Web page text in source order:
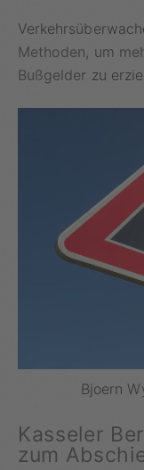
Methoden, um
Bußgelder zu
Bjoern
Kasseler
zum